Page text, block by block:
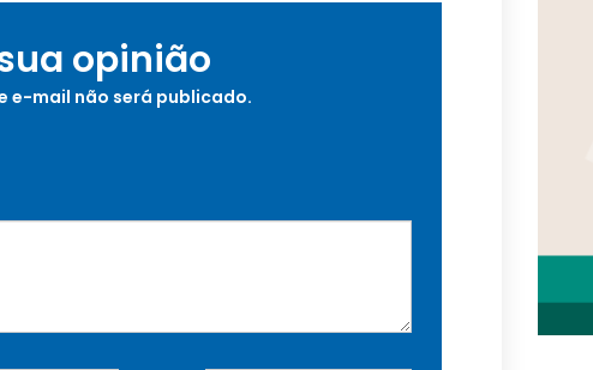
opinião
e-mail não será publicado.